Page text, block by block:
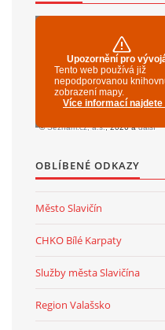
OBLÍBENÉ ODKAZY
Město Slavičín
CHKO Bílé Karpaty
Služby města Slavičína
Region Valašsko